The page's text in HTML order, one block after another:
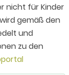
nicht für Kinder
gemäß den
und
zu den